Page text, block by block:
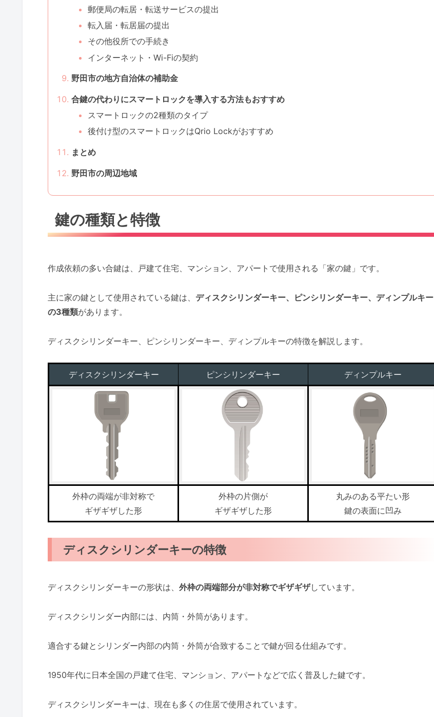
郵便局の転居・転送サービスの提出
転入届・転居届の提出
その他役所での手続き
インターネット・Wi-Fiの契約
野田市の地方自治体の補助金
合鍵の代わりにスマートロックを導入する方法もおすすめ
スマートロックの2種類のタイプ
後付け型のスマートロックはQrio Lockがおすすめ
まとめ
野田市の周辺地域
鍵の種類と特徴
作成依頼の多い合鍵は、戸建て住宅、マンション、アパートで使用される「家の鍵」です。
主に家の鍵として使用されている鍵は、 ディスクシリンダーキー、ピンシリンダーキー、ディンプルキー
の3種類があります。
ディスクシリンダーキー、ピンシリンダーキー、ディンプルキーの特徴を解説します。
ディスクシリンダーキー ピンシリンダーキー ディンプルキー
外枠の両端が非対称で
ギザギザした形
外枠の片側が
ギザギザした形
丸みのある平たい形
鍵の表面に凹み
ディスクシリンダーキーの特徴
ディスクシリンダーキーの形状は、 外枠の両端部分が非対称でギザギザしています。
ディスクシリンダー内部には、内筒・外筒があります。
適合する鍵とシリンダー内部の内筒・外筒が合致することで鍵が回る仕組みです。
1950年代に日本全国の戸建て住宅、マンション、アパートなどで広く普及した鍵です。
ディスクシリンダーキーは、現在も多くの住居で使用されています。